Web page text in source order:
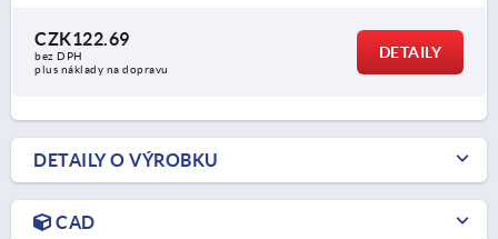
CZK122.69
bez DPH
plus náklady na dopravu
DETAILY
DETAILY O VÝROBKU
CAD